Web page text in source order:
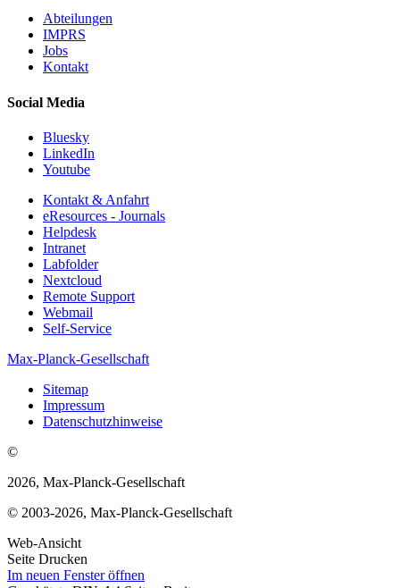
Abteilungen
IMPRS
Jobs
Kontakt
Social Media
Bluesky
LinkedIn
Youtube
Kontakt & Anfahrt
eResources - Journals
Helpdesk
Intranet
Labfolder
Nextcloud
Remote Support
Webmail
Self-Service
Max-Planck-Gesellschaft
Sitemap
Impressum
Datenschutzhinweise
©
2026, Max-Planck-Gesellschaft
© 2003-2026, Max-Planck-Gesellschaft
Web-Ansicht
Seite Drucken
Im neuen Fenster öffnen